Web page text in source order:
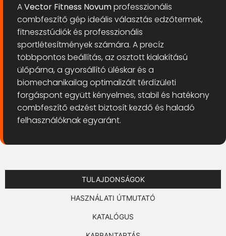
AVector Fitness Novumprofesszionális
combfeszítő gép ideális választás edzőtermek,
fitneszstúdiók és professzionális
sportlétesítmények számára. A precíz
többpontos beállítás, az osztott kialakítású
ülőpárna, a gyorsállító üléskar és a
biomechanikailag optimalizált térdízületi
forgáspont együtt kényelmes, stabil és hatékony
combfeszítő edzést biztosít kezdő és haladó
felhasználóknak egyaránt.
TULAJDONSÁGOK
HASZNÁLATI ÚTMUTATÓ
KATALÓGUS